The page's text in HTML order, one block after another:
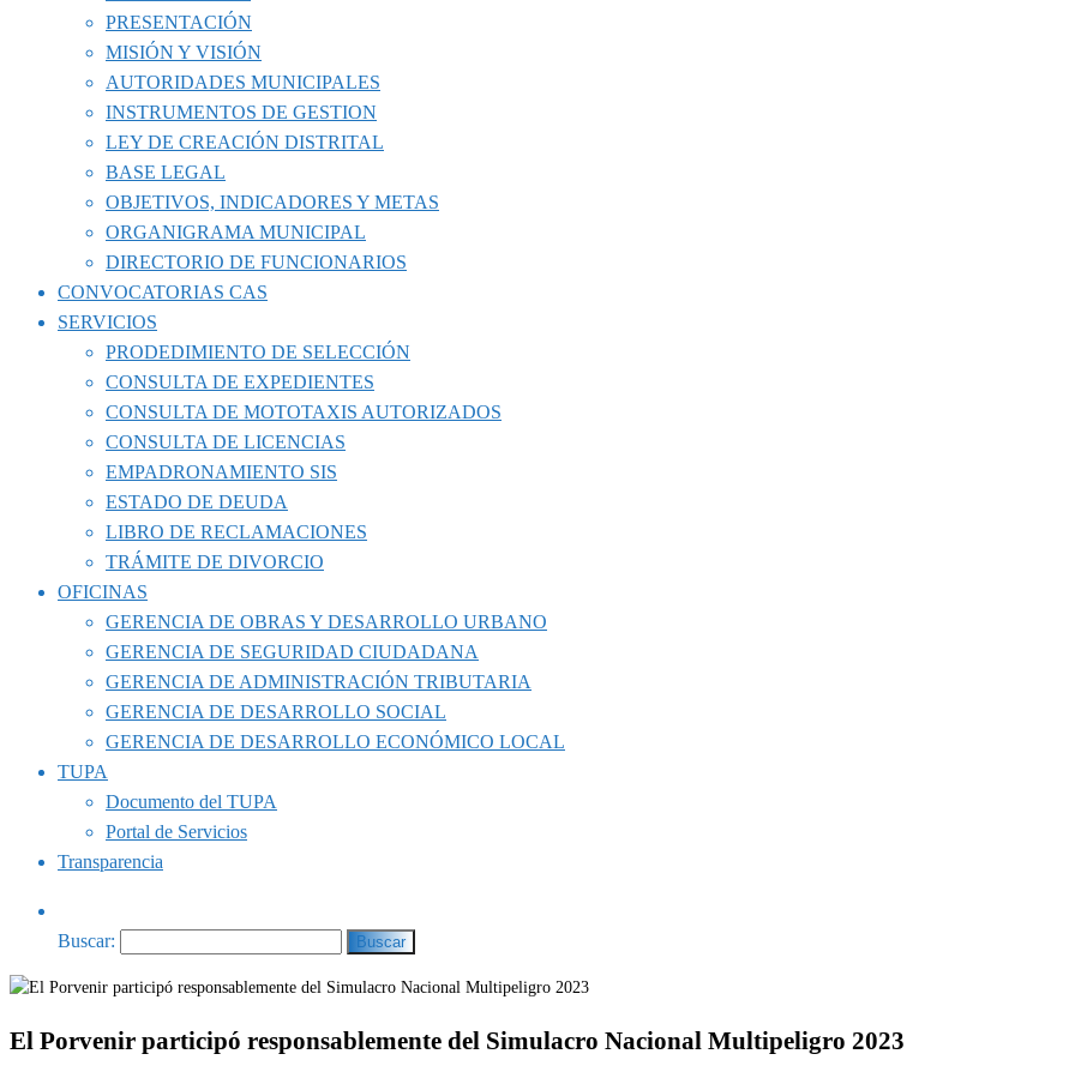
PRESENTACIÓN
MISIÓN Y VISIÓN
AUTORIDADES MUNICIPALES
INSTRUMENTOS DE GESTION
LEY DE CREACIÓN DISTRITAL
BASE LEGAL
OBJETIVOS, INDICADORES Y METAS
ORGANIGRAMA MUNICIPAL
DIRECTORIO DE FUNCIONARIOS
CONVOCATORIAS CAS
SERVICIOS
PRODEDIMIENTO DE SELECCIÓN
CONSULTA DE EXPEDIENTES
CONSULTA DE MOTOTAXIS AUTORIZADOS
CONSULTA DE LICENCIAS
EMPADRONAMIENTO SIS
ESTADO DE DEUDA
LIBRO DE RECLAMACIONES
TRÁMITE DE DIVORCIO
OFICINAS
GERENCIA DE OBRAS Y DESARROLLO URBANO
GERENCIA DE SEGURIDAD CIUDADANA
GERENCIA DE ADMINISTRACIÓN TRIBUTARIA
GERENCIA DE DESARROLLO SOCIAL
GERENCIA DE DESARROLLO ECONÓMICO LOCAL
TUPA
Documento del TUPA
Portal de Servicios
Transparencia
Buscar:
El Porvenir participó responsablemente del Simulacro Nacional Multipeligro 2023